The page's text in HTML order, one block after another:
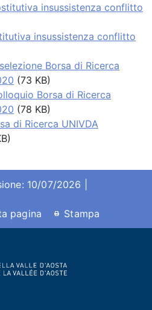
insussistenza conflitto
insussistenza conflitto
Borsa di Ricerca
(73 KB)
Borsa di Ricerca
(78 KB)
di Ricerca UNIVDA
10/07/2026 |
pagina Stampa